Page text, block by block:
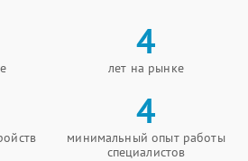
4
лет на рынке
4
минимальный опыт работы
специалистов